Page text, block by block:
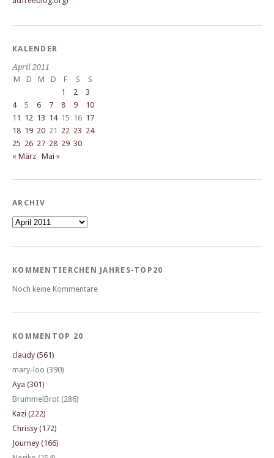
KALENDER
April 2011
M
D M D F S
S
1
2
3
4
5 6 7 8 9
10
11 12 13 14 15 16 17
18 19 20 21 22 23 24
25 26 27 28 29 30
« März Mai »
ARCHIV
Archiv
KOMMENTIERCHEN JAHRES-TOP20
Noch keine Kommentare
KOMMENTOP 20
claudy (561)
mary-loo (390)
Aya (301)
BrummelBrot (286)
Kazi (222)
Chrissy (172)
Journey (166)